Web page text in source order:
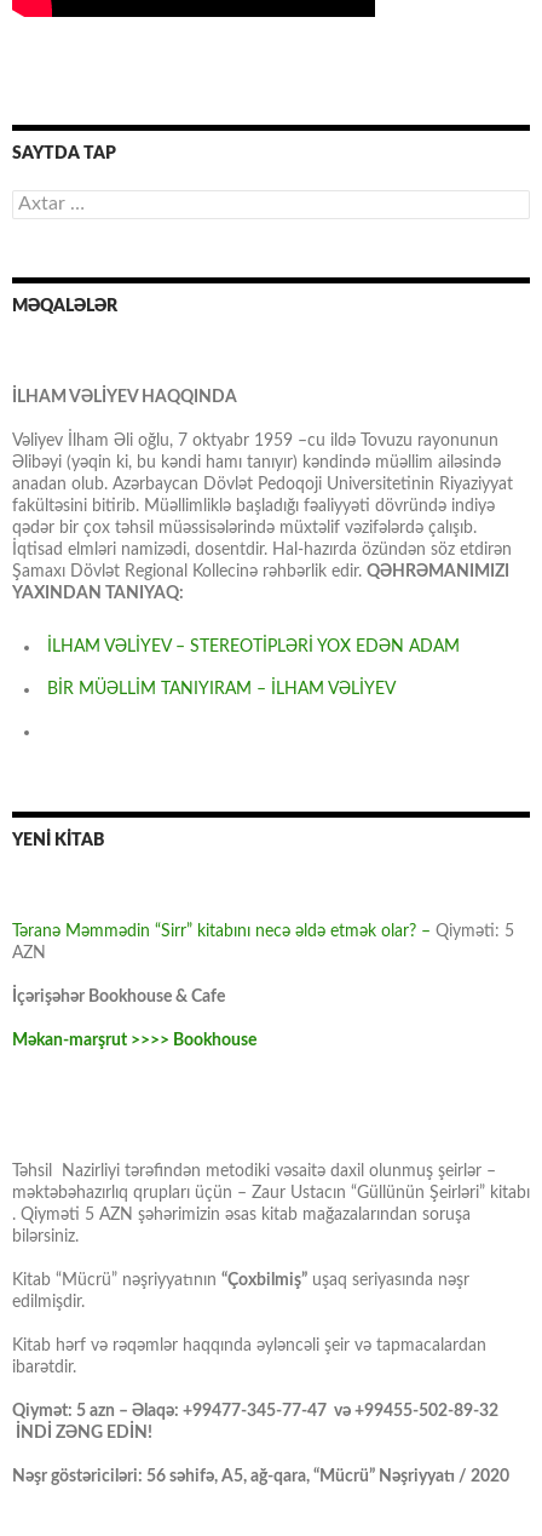
SAYTDA TAP
Axtarış:
MƏQALƏLƏR
İLHAM VƏLİYEV HAQQINDA
Vəliyev İlham Əli oğlu, 7 oktyabr 1959 –cu ildə Tovuzu rayonunun
Əlibəyi (yəqin ki, bu kəndi hamı tanıyır) kəndində müəllim ailəsində
anadan olub. Azərbaycan Dövlət Pedoqoji Universitetinin Riyaziyyat
fakültəsini bitirib. Müəllimliklə başladığı fəaliyyəti dövründə indiyə
qədər bir çox təhsil müəssisələrində müxtəlif vəzifələrdə çalışıb.
İqtisad elmləri namizədi, dosentdir. Hal-hazırda özündən söz etdirən
Şamaxı Dövlət Regional Kollecinə rəhbərlik edir. QƏHRƏMANIMIZI
YAXINDAN TANIYAQ:
İLHAM VƏLİYEV – STEREOTİPLƏRİ YOX EDƏN ADAM
BİR MÜƏLLİM TANIYIRAM – İLHAM VƏLİYEV
YENİ KİTAB
Təranə Məmmədin “Sirr” kitabını necə əldə etmək olar? – Qiyməti: 5
AZN
İçərişəhər Bookhouse & Cafe
Məkan-marşrut >>>> Bookhouse
Təhsil Nazirliyi tərəfindən metodiki vəsaitə daxil olunmuş şeirlər –
məktəbəhazırlıq qrupları üçün – Zaur Ustacın “Güllünün Şeirləri” kitabı
. Qiyməti 5 AZN şəhərimizin əsas kitab mağazalarından soruşa
bilərsiniz.
Kitab “Mücrü” nəşriyyatının “Çoxbilmiş” uşaq seriyasında nəşr
edilmişdir.
Kitab hərf və rəqəmlər haqqında əyləncəli şeir və tapmacalardan
ibarətdir.
Qiymət: 5 azn – Əlaqə: +99477-345-77-47 və +99455-502-89-32
İNDİ ZƏNG EDİN!
Nəşr göstəriciləri: 56 səhifə, A5, ağ-qara, “Mücrü” Nəşriyyatı / 2020